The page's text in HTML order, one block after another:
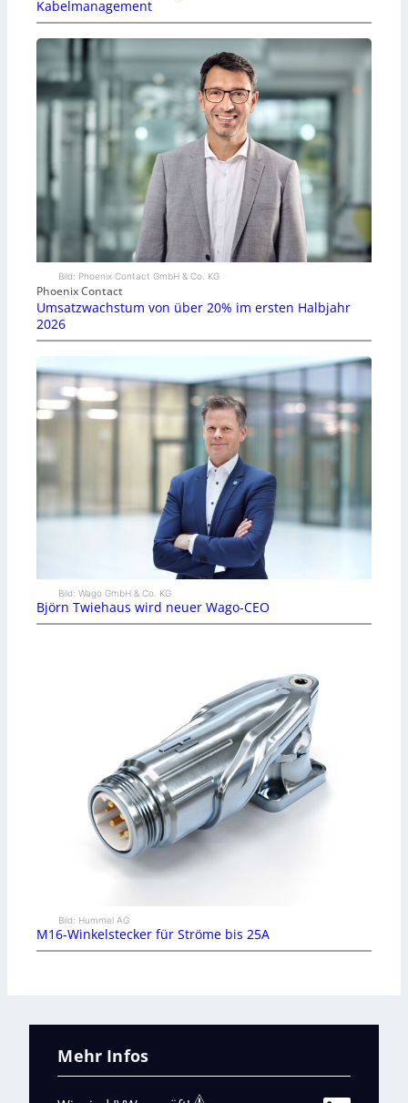
Kabelmanagement
Bild: Phoenix Contact GmbH & Co. KG
Phoenix Contact
Umsatzwachstum von über 20% im ersten Halbjahr
2026
Bild: Wago GmbH & Co. KG
Björn Twiehaus wird neuer Wago-CEO
Bild: Hummel AG
M16-Winkelstecker für Ströme bis 25A
Mehr Infos